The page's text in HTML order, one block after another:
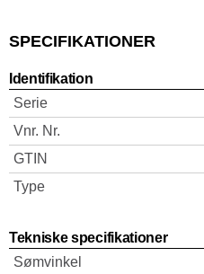
SPECIFIKATIONER
Identifikation
Serie
Vnr. Nr.
GTIN
Type
Tekniske specifikationer
Sømvinkel